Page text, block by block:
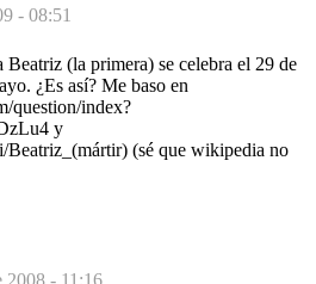
- 08:51
Beatriz (la primera) se celebra el 29 de
¿Es así? Me baso en
question/index?
y
(sé que wikipedia no
2008 - 11:16